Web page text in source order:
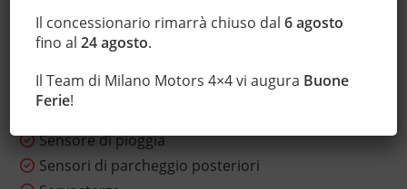
Luci diurne
Marmitta catalitica
MP3
Sensore di pioggia
Sensori di parcheggio posteriori
Il concessionario rimarrà chiuso dal6 agosto
fino al24 agosto.
Il Team di Milano Motors 4×4 vi augura Buone
Ferie!